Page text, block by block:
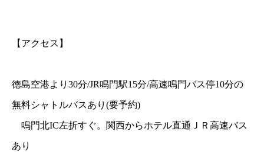
【アクセス】
徳島空港より30分/JR鳴門駅15分/高速鳴門バス停10分の
無料シャトルバスあり(要予約)
鳴門北IC左折すぐ。関西からホテル直通ＪＲ高速バス
あり